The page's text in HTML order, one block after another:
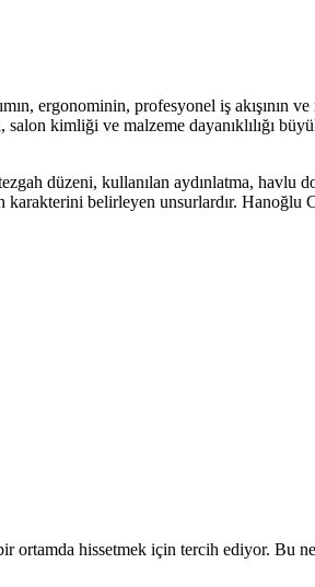
ergonominin, profesyonel iş akışının
kimliği ve malzeme dayanıklılığı
düzeni, kullanılan aydınlatma, havlu
karakterini belirleyen unsurlardır. Hanoğlu
ortamda hissetmek için tercih ediyor. Bu